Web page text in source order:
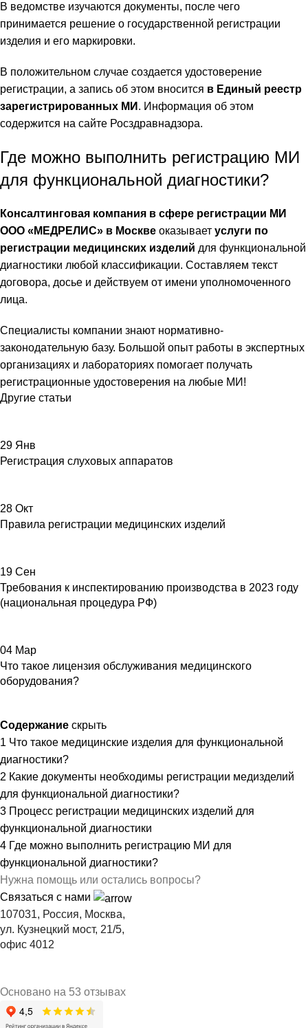
В ведомстве изучаются документы, после чего
принимается решение о государственной регистрации
изделия и его маркировки.
В положительном случае создается удостоверение
регистрации, а запись об этом вносится в Единый реестр
зарегистрированных МИ . Информация об этом
содержится на сайте Росздравнадзора.
Где можно выполнить регистрацию МИ
для функциональной диагностики?
Консалтинговая компания в сфере регистрации МИ
ООО «МЕДРЕЛИС» в Москве оказывает услуги по
регистрации медицинских изделий для функциональной
диагностики любой классификации. Составляем текст
договора, досье и действуем от имени уполномоченного
лица.
Специалисты компании знают нормативно-
законодательную базу. Большой опыт работы в экспертных
организациях и лабораториях помогает получать
регистрационные удостоверения на любые МИ!
Другие статьи
29 Янв
Регистрация слуховых аппаратов
28 Окт
Правила регистрации медицинских изделий
19 Сен
Требования к инспектированию производства в 2023 году
(национальная процедура РФ)
04 Мар
Что такое лицензия обслуживания медицинского
оборудования?
Содержание скрыть
1 Что такое медицинские изделия для функциональной
диагностики?
2 Какие документы необходимы регистрации медизделий
для функциональной диагностики?
3 Процесс регистрации медицинских изделий для
функциональной диагностики
4 Где можно выполнить регистрацию МИ для
функциональной диагностики?
Нужна помощь или остались вопросы?
Связаться с нами
107031, Россия, Москва,
ул. Кузнецкий мост, 21/5,
офис 4012
Основано на 53 отзывах